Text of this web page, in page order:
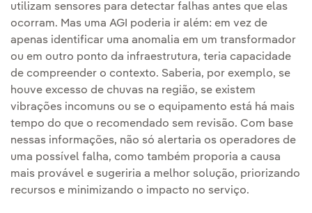
utilizam sensores para detectar falhas antes que elas
ocorram. Mas uma AGI poderia ir além: em vez de
apenas identificar uma anomalia em um transformador
ou em outro ponto da infraestrutura, teria capacidade
de compreender o contexto. Saberia, por exemplo, se
houve excesso de chuvas na região, se existem
vibrações incomuns ou se o equipamento está há mais
tempo do que o recomendado sem revisão. Com base
nessas informações, não só alertaria os operadores de
uma possível falha, como também proporia a causa
mais provável e sugeriria a melhor solução, priorizando
recursos e minimizando o impacto no serviço.